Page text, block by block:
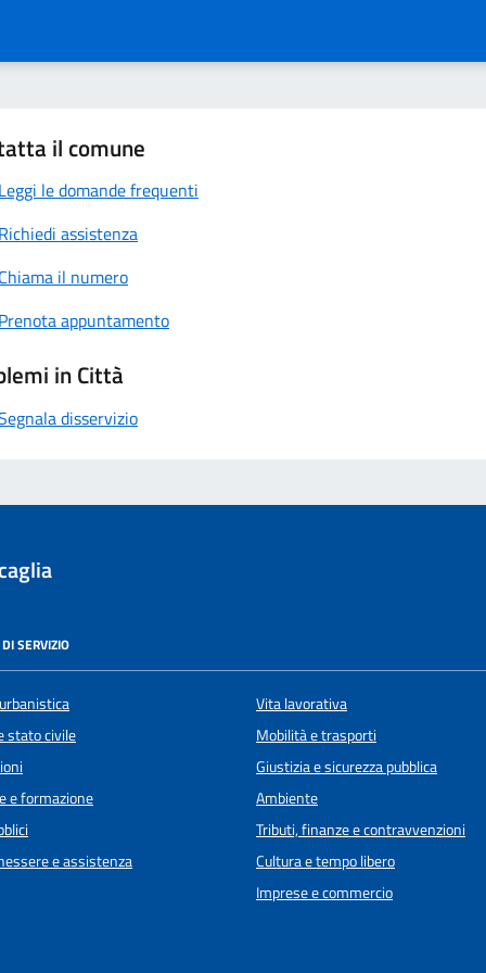
il comune
Leggi le domande frequenti
Richiedi assistenza
Chiama il numero
Prenota appuntamento
in Città
disservizio
SERVIZIO
stato civile
e formazione
e assistenza
Vita lavorativa
Mobilità e trasporti
Giustizia e sicurezza pubblica
Ambiente
Tributi, finanze e contravvenzioni
Cultura e tempo libero
Imprese e commercio